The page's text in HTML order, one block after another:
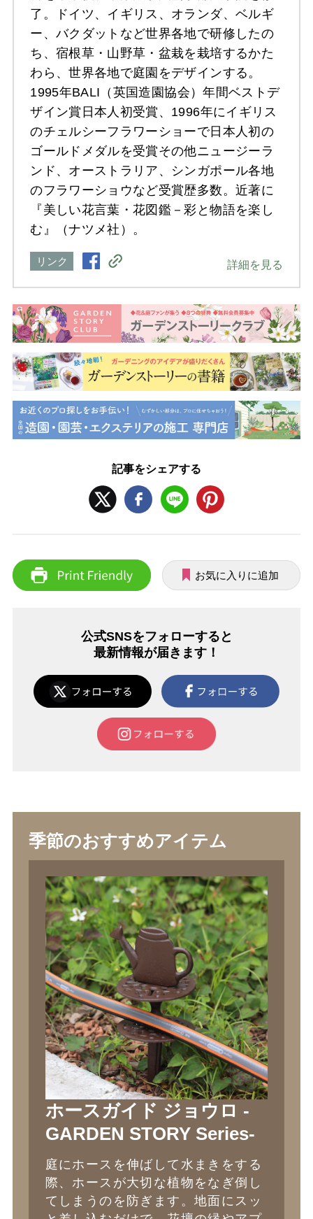
了。ドイツ、イギリス、オランダ、ベルギ
ー、バクダットなど世界各地で研修したの
ち、宿根草・山野草・盆栽を栽培するかた
わら、世界各地で庭園をデザインする。
1995年BALI（英国造園協会）年間ベストデ
ザイン賞日本人初受賞、1996年にイギリス
のチェルシーフラワーショーで日本人初の
ゴールドメダルを受賞その他ニュージーラ
ンド、オーストラリア、シンガポール各地
のフラワーショウなど受賞歴多数。近著に
『美しい花言葉・花図鑑－彩と物語を楽し
む』（ナツメ社）。
リンク 詳細を見る
記事をシェアする
お気に入りに追加
公式SNSをフォローすると
最新情報が届きます！
季節のおすすめアイテム
ホースガイド ジョウロ -
GARDEN STORY Series-
庭にホースを伸ばして水まきをする
際、ホースが大切な植物をなぎ倒し
てしまうのを防ぎます。地面にスッ